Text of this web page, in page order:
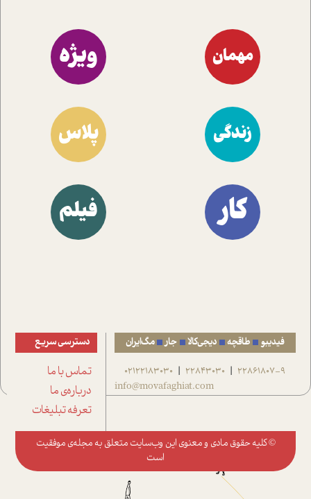
مهمان ویژه
زندگی پلاس
کار فیلم
فیدیبو طاقچه دیجی‌کالا جار مگ‌ایران
22861807-9
|
22843030
|
02122183030
info@movafaghiat.com
دسترسی سریع
تماس با ما
درباره‌ی ما
تعرفه تبلیغات
© کلیه حقوق مادی و معنوی این وب‌سایت متعلق به مجله‌ی موفقیت
است